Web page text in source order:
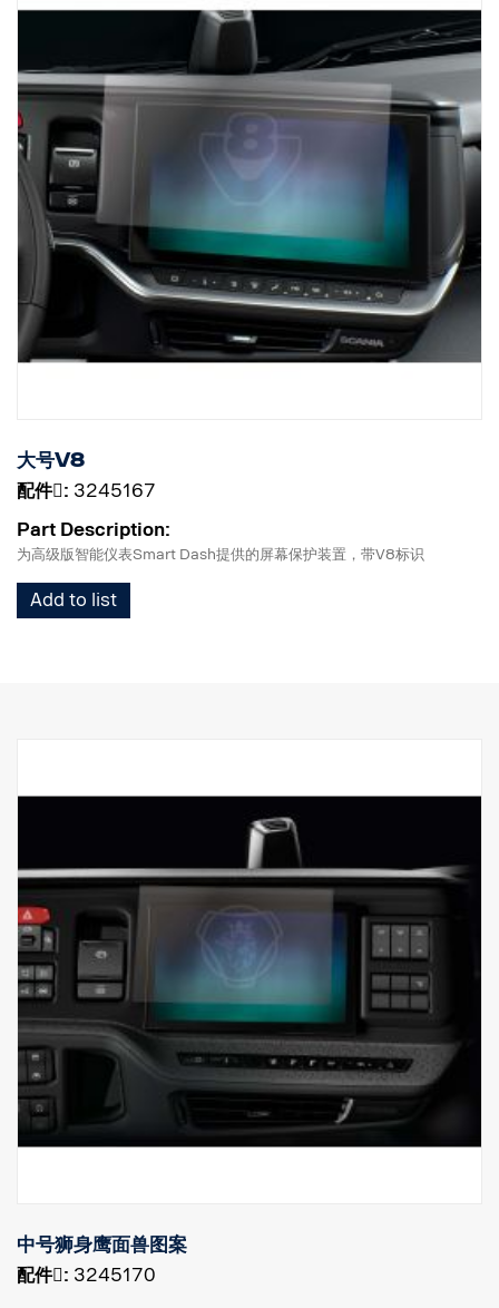
大号V8
配件􀌸: 3245167
Part Description:
为高级版智能仪表Smart Dash提供的屏幕保护装置，带V8标识
Add to list
中号狮身鹰面兽图案
配件􀌸: 3245170